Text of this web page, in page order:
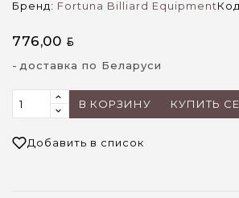
Бренд: Fortuna Billiard Equipment
776,00 BYN
доставка по Беларуси
В КОРЗИНУ КУПИТЬ
Добавить в список